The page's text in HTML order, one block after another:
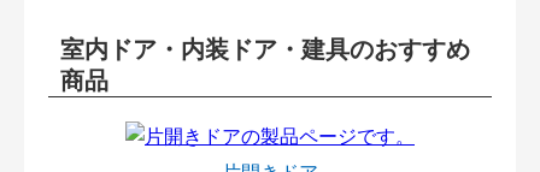
室内ドア・内装ドア・建具のおすすめ
商品